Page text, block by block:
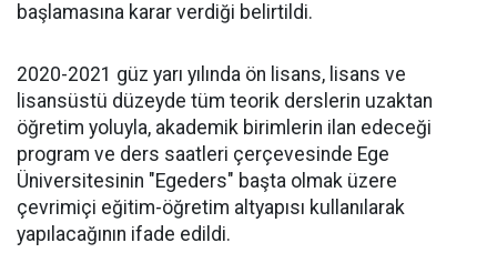
başlamasına karar verdiği belirtildi.
2020-2021 güz yarı yılında ön lisans, lisans ve
lisansüstü düzeyde tüm teorik derslerin uzaktan
öğretim yoluyla, akademik birimlerin ilan edeceği
program ve ders saatleri çerçevesinde Ege
Üniversitesinin "Egeders" başta olmak üzere
çevrimiçi eğitim-öğretim altyapısı kullanılarak
yapılacağının ifade edildi.